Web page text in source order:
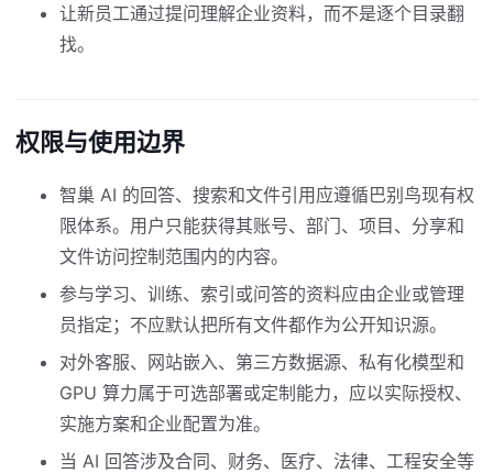
让新员工通过提问理解企业资料，而不是逐个目录翻
找。
权限与使用边界
智巢 AI 的回答、搜索和文件引用应遵循巴别鸟现有权
限体系。用户只能获得其账号、部门、项目、分享和
文件访问控制范围内的内容。
参与学习、训练、索引或问答的资料应由企业或管理
员指定；不应默认把所有文件都作为公开知识源。
对外客服、网站嵌入、第三方数据源、私有化模型和
GPU 算力属于可选部署或定制能力，应以实际授权、
实施方案和企业配置为准。
当 AI 回答涉及合同、财务、医疗、法律、工程安全等